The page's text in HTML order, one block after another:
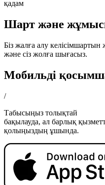
қадам
Шарт және
Біз жалға алу
және сіз жолға шығасыз.
Мобильді
/
Табысыңыз толықтай
бақылауда, ал барлық
қолыңыздың ұшында.